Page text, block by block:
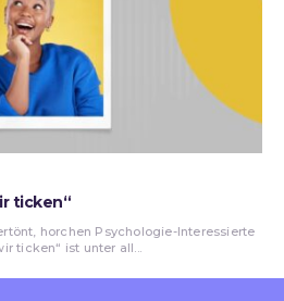
ticken“
horchen Psychologie-Interessierte
ticken“ ist unter all...